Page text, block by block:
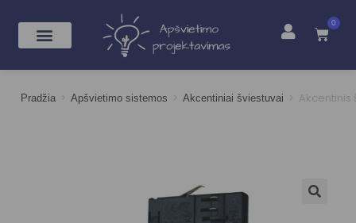
0
Pradžia > Apšvietimo sistemos > Akcentiniai šviestuvai > Akcentinis